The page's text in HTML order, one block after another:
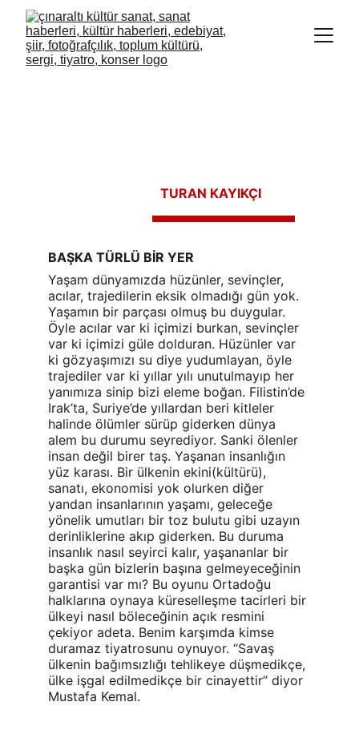
BAŞKA TÜRLÜ BİR YER
Yaşam dünyamızda hüzünler, sevinçler,
acılar, trajedilerin eksik olmadığı gün yok.
Yaşamın bir parçası olmuş bu duygular.
Öyle acılar var ki içimizi burkan, sevinçler
var ki içimizi güle dolduran. Hüzünler var
ki gözyaşımızı su diye yudumlayan, öyle
trajediler var ki yıllar yılı unutulmayıp her
yanımıza sinip bizi eleme boğan. Filistin’de
Irak’ta, Suriye’de yıllardan beri kitleler
halinde ölümler sürüp giderken dünya
alem bu durumu seyrediyor. Sanki ölenler
insan değil birer taş. Yaşanan insanlığın
yüz karası. Bir ülkenin ekini(kültürü),
sanatı, ekonomisi yok olurken diğer
yandan insanlarının yaşamı, geleceğe
yönelik umutları bir toz bulutu gibi uzayın
derinliklerine akıp giderken. Bu duruma
insanlık nasıl seyirci kalır, yaşananlar bir
başka gün bizlerin başına gelmeyeceğinin
garantisi var mı? Bu oyunu Ortadoğu
halklarına oynaya küreselleşme tacirleri bir
ülkeyi nasıl böleceğinin açık resmini
çekiyor adeta. Benim karşımda kimse
duramaz tiyatrosunu oynuyor. “Savaş
ülkenin bağımsızlığı tehlikeye düşmedikçe,
ülke işgal edilmedikçe bir cinayettir” diyor
Mustafa Kemal.
TURAN KAYIKÇI